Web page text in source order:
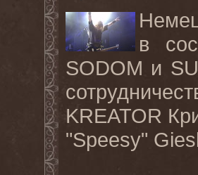
в
SODOM и
KREATOR
"Speesy"